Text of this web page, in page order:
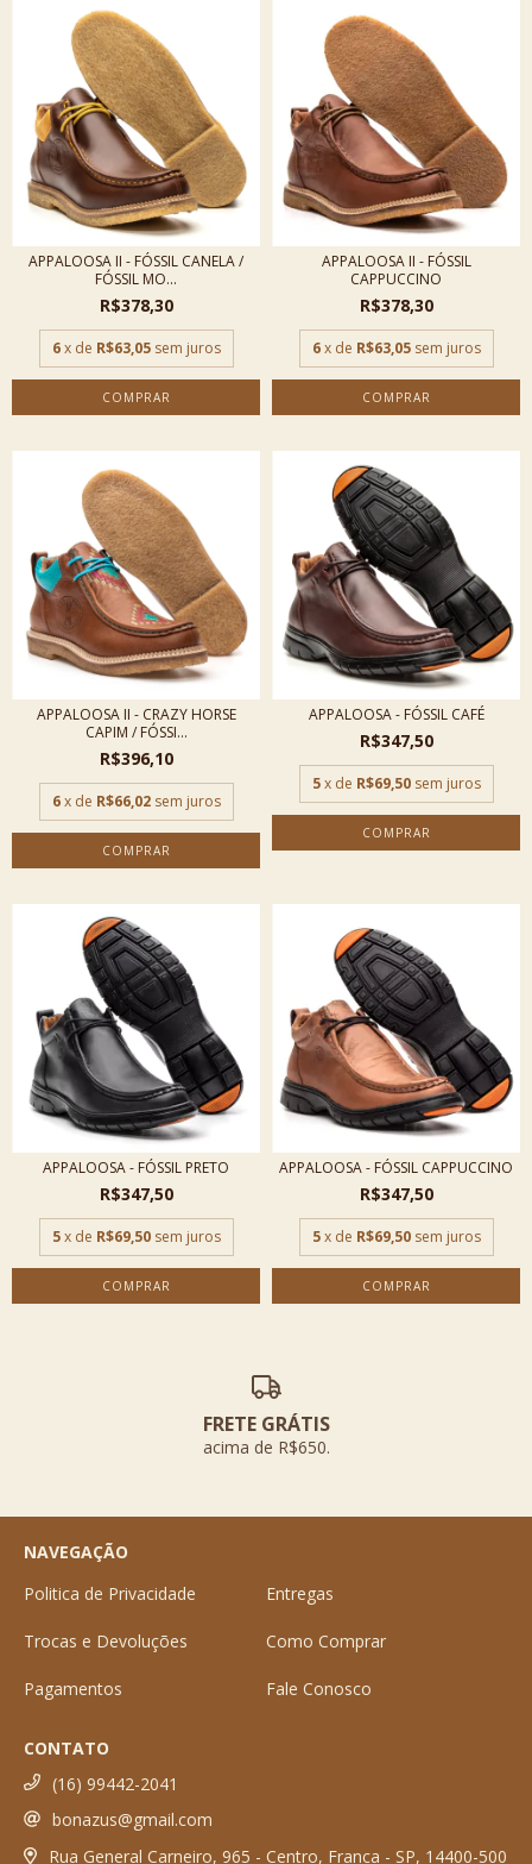
APPALOOSA II - FÓSSIL CANELA /
FÓSSIL MO...
R$378,30
6 x de R$63,05 sem juros
COMPRAR
APPALOOSA II - FÓSSIL
CAPPUCCINO
R$378,30
6 x de R$63,05 sem juros
COMPRAR
APPALOOSA II - CRAZY HORSE
CAPIM / FÓSSI...
R$396,10
6 x de R$66,02 sem juros
COMPRAR
APPALOOSA - FÓSSIL CAFÉ
R$347,50
5 x de R$69,50 sem juros
COMPRAR
APPALOOSA - FÓSSIL PRETO
R$347,50
5 x de R$69,50 sem juros
COMPRAR
APPALOOSA - FÓSSIL CAPPUCCINO
R$347,50
5 x de R$69,50 sem juros
COMPRAR
FRETE GRÁTIS
acima de R$650.
NAVEGAÇÃO
Politica de Privacidade
Entregas
Trocas e Devoluções Como Comprar
Pagamentos Fale Conosco
CONTATO
(16) 99442-2041
bonazus@gmail.com
Rua General Carneiro, 965 - Centro, Franca - SP, 14400-500